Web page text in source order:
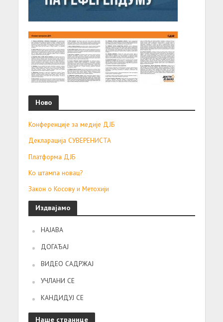
Ново
Конференције за медије ДЈБ
Декларација СУВЕРЕНИСТА
Платформа ДЈБ
Ко штампа новац?
Закон о Косову и Метохији
Издвајамо
НАЈАВА
ДОГАЂАЈ
ВИДЕО САДРЖАЈ
УЧЛАНИ СЕ
КАНДИДУЈ СЕ
Наше странице